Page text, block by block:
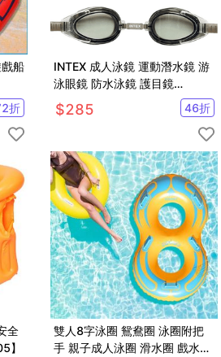
船
折
INTEX 成人泳鏡 運動潛水鏡 游
泳眼鏡 防水泳鏡 護目鏡
【SV61240】
$285 46折
全
】
雙人8字泳圈 鴛鴦圈 泳圈附把
手 親子成人泳圈 滑水圈 戲水海